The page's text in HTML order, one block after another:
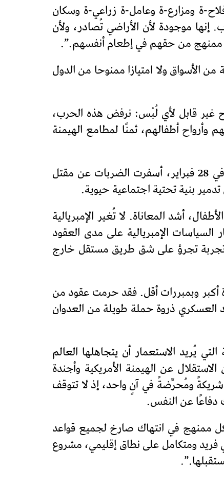
تضم أكثر من 180 منظمة في 81 دولة، تمثل أكثر من 200 مليون فلاح-ة ومزارع-ة وعامل-ة زراعي-ة وسكان
موجودة لأن الأراضي تُصادر، ولأن
ممنهج من حقهم في إطعام أنفسهم.”.
منة من الأسواق ولا امتيازا ممنوحا من الدول
غير قابل لأي لُبْس: نرفض هذه الحرب،
وأرواح أطفالهم، ثمنًا لمطامع الهيمنة
كما أبرزت الحركة في ذات البيان أنه “عندما شنت الولايات المتحدة و”إسرائيل” هجمات على إيران في 28 فبراير، أسفرت الضربات عن مقتل
بنية تحتية اجتماعية حيوية.
أشد المعاناة. لا تُغير الإمبريالية
الإمبريالية على مدى العقود
تجربة تجرؤ على شق طريق مستقل خارج
أكبر وبمبررات أقل. فقد حرمت عقود من
العسكري ذروة حملة طويلة من العدوان
يُريد الاستعمار أن يتجاهلها العالم
عن الهيمنة الأمريكية وأجندة
شريكةً ومُحرِّضةً في آنٍ واحد، إذ لا تتوقف
دفاعًا عن النفس.
ممنهج في انتهاك صارخ لجميع قواعد
فريد ومتكامل على نطاق إقليمي، مشروع